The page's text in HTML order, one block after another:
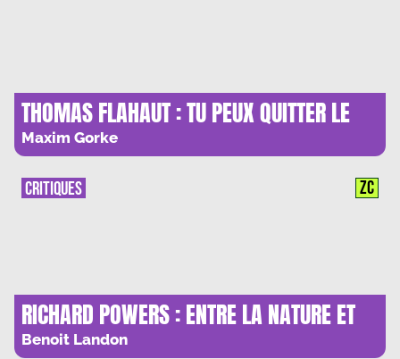
THOMAS FLAHAUT : TU PEUX QUITTER LE
QUARTIER…
Maxim Gorke
RICHARD POWERS : ENTRE LA NATURE ET
L’IA, LE COMBAT DU SIECLE
Benoit Landon
CRITIQUES ZC